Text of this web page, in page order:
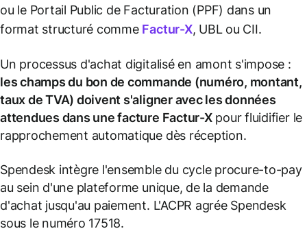
ou le Portail Public de Facturation (PPF) dans un
format structuré comme Factur-X, UBL ou CII.
Un processus d'achat digitalisé en amont s'impose :
les champs du bon de commande (numéro, montant,
taux de TVA) doivent s'aligner avec les données
attendues dans une facture Factur-Xpour fluidifier le
rapprochement automatique dès réception.
Spendesk intègre l'ensemble du cycle procure-to-pay
au sein d'une plateforme unique, de la demande
d'achat jusqu'au paiement. L'ACPR agrée Spendesk
sous le numéro 17518.